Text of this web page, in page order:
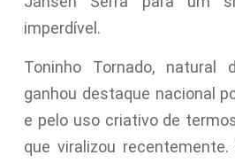
imperdível.
Toninho Tornado, natural
ganhou destaque nacional
e pelo uso criativo de
que viralizou